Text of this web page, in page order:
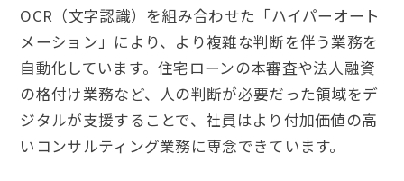
OCR（文字認識）を組み合わせた「ハイパーオート
メーション」により、より複雑な判断を伴う業務を
自動化しています。住宅ローンの本審査や法人融資
の格付け業務など、人の判断が必要だった領域をデ
ジタルが支援することで、社員はより付加価値の高
いコンサルティング業務に専念できています。